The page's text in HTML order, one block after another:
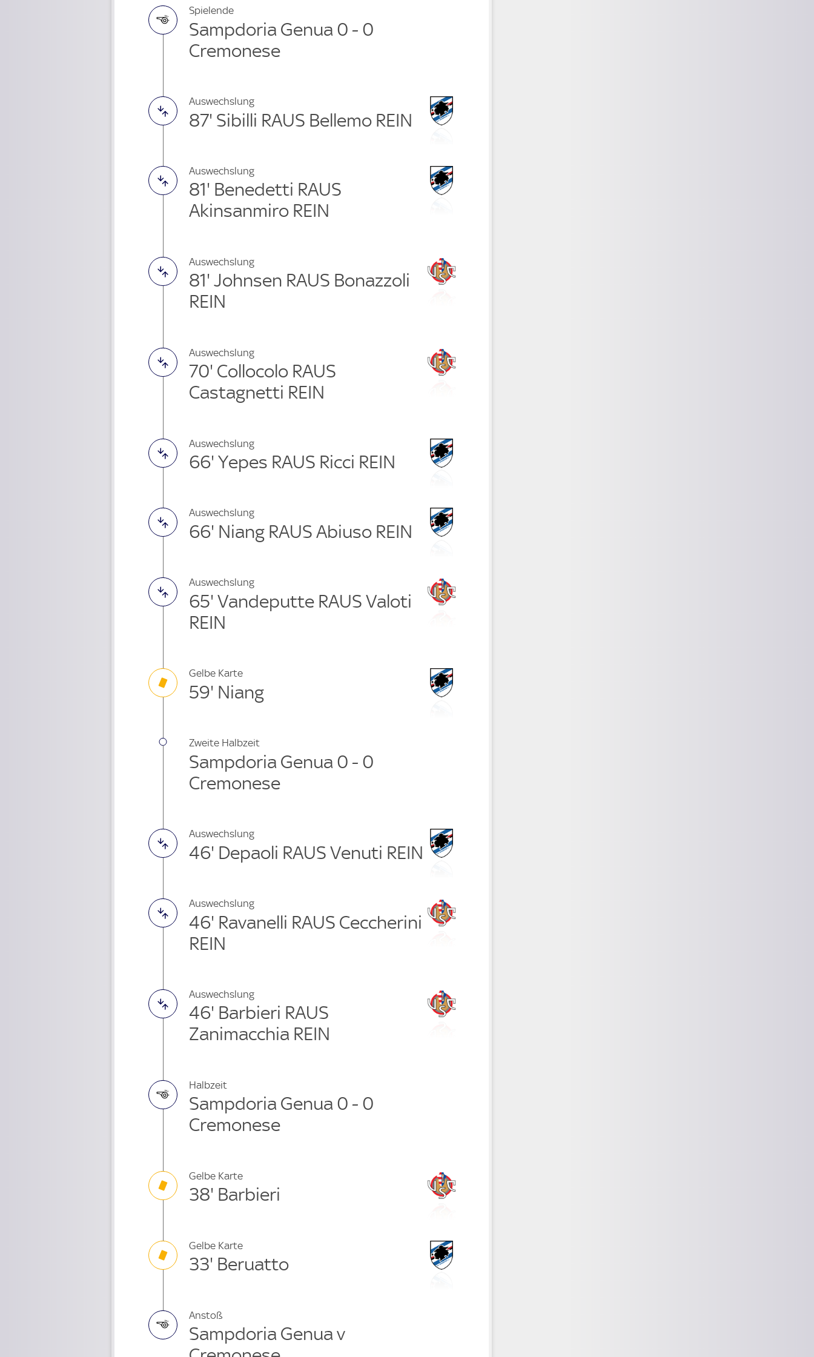
Spielende
Sampdoria Genua 0 - 0
Cremonese
Auswechslung
87' Sibilli RAUS Bellemo REIN
Auswechslung
81' Benedetti RAUS
Akinsanmiro REIN
Auswechslung
81' Johnsen RAUS Bonazzoli
REIN
Auswechslung
70' Collocolo RAUS
Castagnetti REIN
Auswechslung
66' Yepes RAUS Ricci REIN
Auswechslung
66' Niang RAUS Abiuso REIN
Auswechslung
65' Vandeputte RAUS Valoti
REIN
Gelbe Karte
59' Niang
Zweite Halbzeit
Sampdoria Genua 0 - 0
Cremonese
Auswechslung
46' Depaoli RAUS Venuti REIN
Auswechslung
46' Ravanelli RAUS Ceccherini
REIN
Auswechslung
46' Barbieri RAUS
Zanimacchia REIN
Halbzeit
Sampdoria Genua 0 - 0
Cremonese
Gelbe Karte
38' Barbieri
Gelbe Karte
33' Beruatto
Anstoß
Sampdoria Genua v